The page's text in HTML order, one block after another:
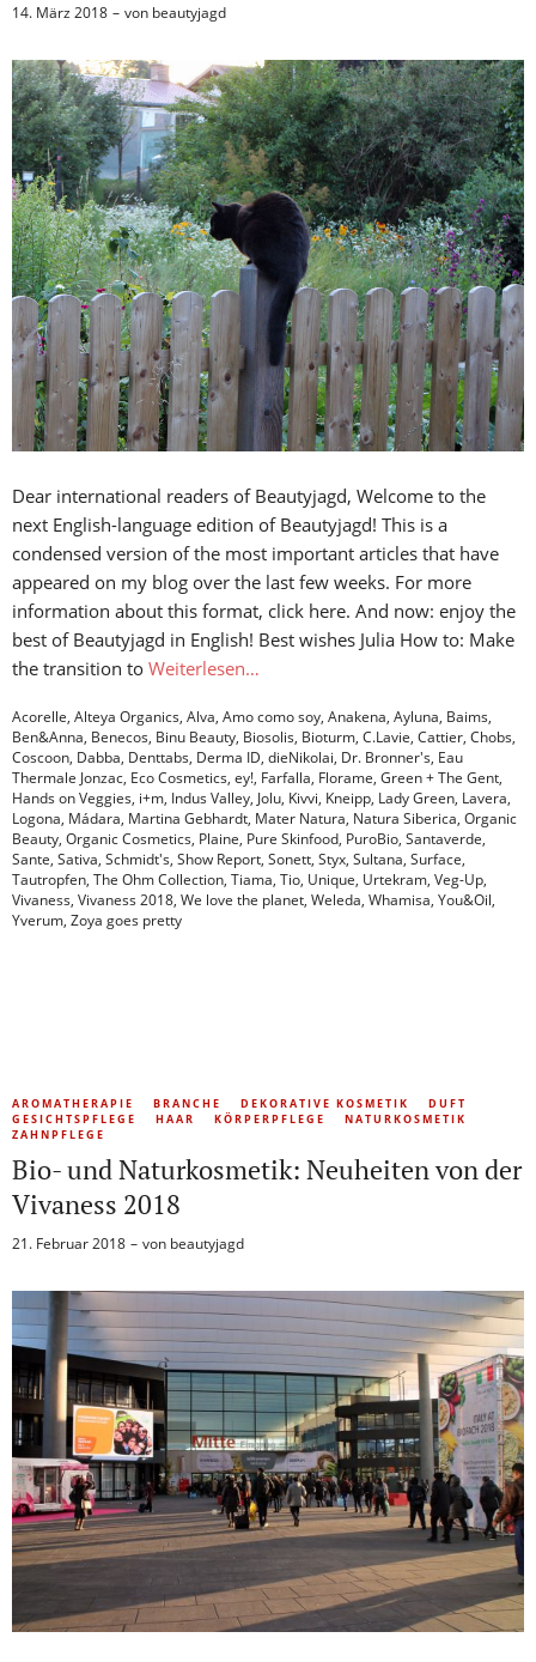
14. März 2018 von beautyjagd
Dear international readers of Beautyjagd, Welcome to the
next English-language edition of Beautyjagd! This is a
condensed version of the most important articles that have
appeared on my blog over the last few weeks. For more
information about this format, click here. And now: enjoy the
best of Beautyjagd in English! Best wishes Julia How to: Make
the transition to Weiterlesen…
Acorelle, Alteya Organics, Alva, Amo como soy, Anakena, Ayluna, Baims,
Ben&Anna, Benecos, Binu Beauty, Biosolis, Bioturm, C.Lavie, Cattier, Chobs,
Coscoon, Dabba, Denttabs, Derma ID, dieNikolai, Dr. Bronner's, Eau
Thermale Jonzac, Eco Cosmetics, ey!, Farfalla, Florame, Green + The Gent,
Hands on Veggies, i+m, Indus Valley, Jolu, Kivvi, Kneipp, Lady Green, Lavera,
Logona, Mádara, Martina Gebhardt, Mater Natura, Natura Siberica, Organic
Beauty, Organic Cosmetics, Plaine, Pure Skinfood, PuroBio, Santaverde,
Sante, Sativa, Schmidt's, Show Report, Sonett, Styx, Sultana, Surface,
Tautropfen, The Ohm Collection, Tiama, Tio, Unique, Urtekram, Veg-Up,
Vivaness, Vivaness 2018, We love the planet, Weleda, Whamisa, You&Oil,
Yverum, Zoya goes pretty
AROMATHERAPIE BRANCHE DEKORATIVE KOSMETIK
DUFT
GESICHTSPFLEGE
HAAR KÖRPERPFLEGE
NATURKOSMETIK
ZAHNPFLEGE
Bio- und Naturkosmetik: Neuheiten von der
Vivaness 2018
21. Februar 2018 von beautyjagd